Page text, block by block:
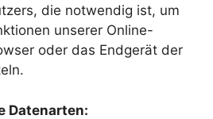
die notwendig ist, um
unserer Online-
oder das Endgerät der
Datenarten: